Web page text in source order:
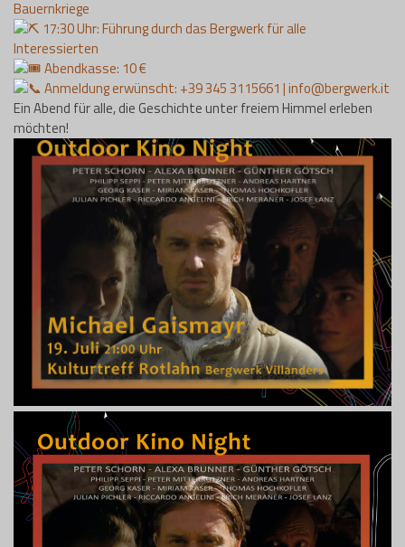
Bauernkriege
17:30 Uhr: Führung durch das Bergwerk für alle
Interessierten
Abendkasse: 10 €
Anmeldung erwünscht: +39 345 3115661 | info@bergwerk.it
Ein Abend für alle, die Geschichte unter freiem Himmel erleben
möchten!